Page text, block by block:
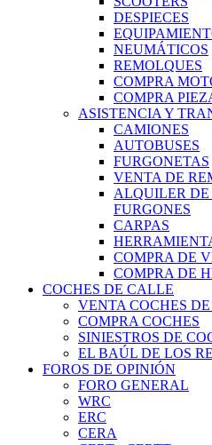
DESPIECES
NEUMÁTICOS
REMOLQUES
COMPRA
COMPRA
ASISTENCIA Y
CAMIONES
AUTOBUSES
FURGONETAS
VENTA DE
ALQUILER DE
FURGONES
CARPAS
COMPRA DE
COMPRA DE
COCHES DE CALLE
VENTA COCHES
COMPRA COCHES
SINIESTROS DE
EL BAÚL DE LOS
FOROS DE OPINIÓN
FORO GENERAL
WRC
ERC
CERA